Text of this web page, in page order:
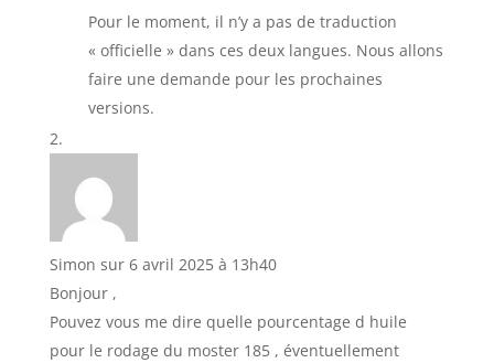
Pour le moment, il n’y a pas de traduction
« officielle » dans ces deux langues. Nous allons
faire une demande pour les prochaines
versions.
Simon sur 6 avril 2025 à 13h40
Bonjour ,
Pouvez vous me dire quelle pourcentage d huile
pour le rodage du moster 185 , éventuellement